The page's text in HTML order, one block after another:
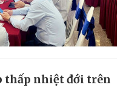
thấp nhiệt đới trên